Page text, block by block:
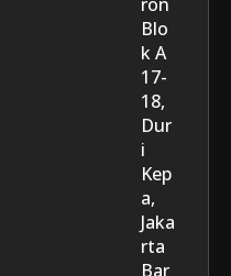
Blo
k A
17-
18,
Dur
i
Kep
a,
Jaka
rta
Bar